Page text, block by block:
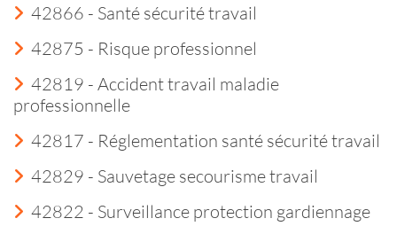
42866 - Santé sécurité travail
42875 - Risque professionnel
42819 - Accident travail maladie
professionnelle
42817 - Réglementation santé sécurité travail
42829 - Sauvetage secourisme travail
42822 - Surveillance protection gardiennage